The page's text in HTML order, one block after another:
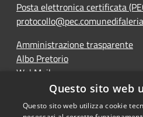
Posta elettronica certificata
Amministrazione trasparente
Albo Pretorio
WebMail
Dichiarazione di accessibilità
Questo sito web
Questo sito web utilizza cookie